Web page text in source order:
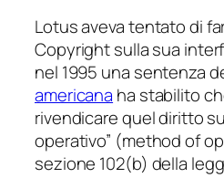
Lotus aveva tentato di
Copyright sulla sua
nel 1995 una sentenza
americana ha stabilito
rivendicare quel diritto
operativo” (method of
sezione 102(b) della